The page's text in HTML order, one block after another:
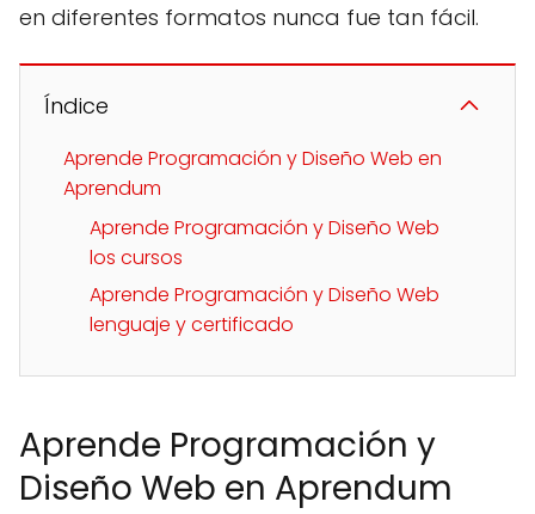
en diferentes formatos nunca fue tan fácil.
Índice
Aprende Programación y Diseño Web en
Aprendum
Aprende Programación y Diseño Web
los cursos
Aprende Programación y Diseño Web
lenguaje y certificado
Aprende Programación y
Diseño Web en Aprendum